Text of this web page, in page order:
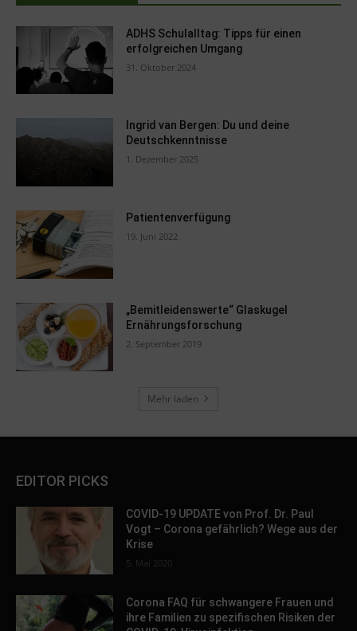
ADHS Schulalltag: Tipps für einen
erfolgreichen Umgang
31. Oktober 2024
Ingrid van Bergen: Du und deine
Deutschkenntnisse
1. Dezember 2025
Patientenverfügung
19. Juni 2022
„Bemitleidenswerte“ Glaskugel
Ernährungsforschung
2. September 2019
Mehr laden
EDITOR PICKS
COVID-19 UPDATE von Prof. Dr. Paul
Vogt – Corona gefährlich? Wege aus der
Krise
5. Mai 2020
Corona FAQ für schwangere Frauen und
ihre Familien zu spezifischen Risiken der